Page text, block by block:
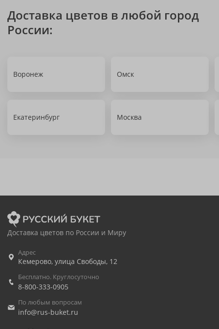
Доставка цветов в любой город
России:
Воронеж Омск
Екатеринбург Москва
Доставка цветов по России и Миру
Адрес
Кемерово, улица Свободы, 12
Бесплатно. Круглосуточно
8-800-333-0905
По любым вопросам
info@rus-buket.ru